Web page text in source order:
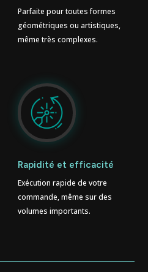
Parfaite pour toutes formes
géométriques ou artistiques,
même très complexes.
Rapidité et efficacité
Exécution rapide de votre
commande, même sur des
volumes importants.